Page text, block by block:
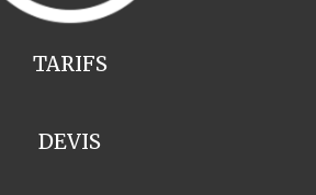
TARIFS
DEVIS